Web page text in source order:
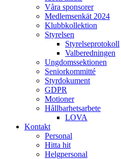
Våra sponsorer
Medlemsenkät 2024
Klubbkollektion
Styrelsen
Styrelseprotokoll
Valberedningen
Ungdomssektionen
Seniorkommitté
Styrdokument
GDPR
Motioner
Hållbarhetsarbete
LOVA
Kontakt
Personal
Hitta hit
Helgpersonal